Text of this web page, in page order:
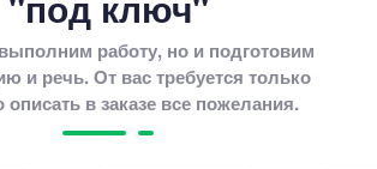
работу, но и подготовим
и речь. От вас требуется только
в заказе все пожелания.
учета кассовых операций